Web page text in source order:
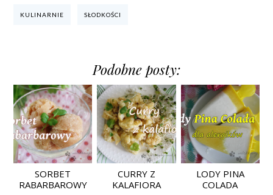
KULINARNIE SŁODKOŚCI
Podobne posty:
SORBET
RABARBAROWY
CURRY Z
KALAFIORA
LODY PINA
COLADA